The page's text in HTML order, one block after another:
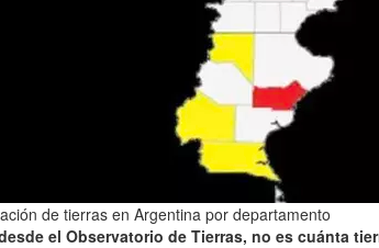
de tierras en Argentina por departamento
el Observatorio de Tierras, no es cuánta